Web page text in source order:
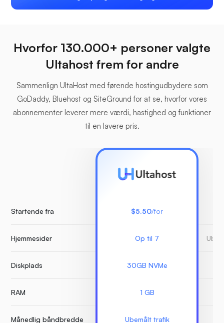
Hvorfor 130.000+ personer valgte
Ultahost frem for andre
Sammenlign UltaHost med førende hostingudbydere som
GoDaddy, Bluehost og SiteGround for at se, hvorfor vores
abonnementer leverer mere værdi, hastighed og funktioner
til en lavere pris.
Startende fra
Hjemmesider
Diskplads
RAM
Månedlig båndbredde
$5.50/for
Op til 7
30GB NVMe
1 GB
Ubemålt trafik